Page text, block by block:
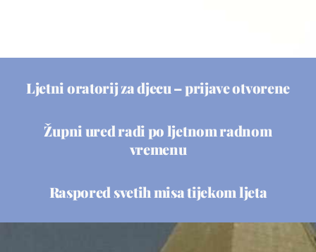
Ljetni oratorij za djecu – prijave otvorene
Župni ured radi po ljetnom radnom
vremenu
Raspored svetih misa tijekom ljeta